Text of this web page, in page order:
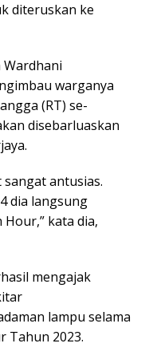
diteruskan ke
warganya
(RT) se-
disebarluaskan
antusias.
dia langsung
kata dia,
mengajak
lampu selama
Tahun 2023.